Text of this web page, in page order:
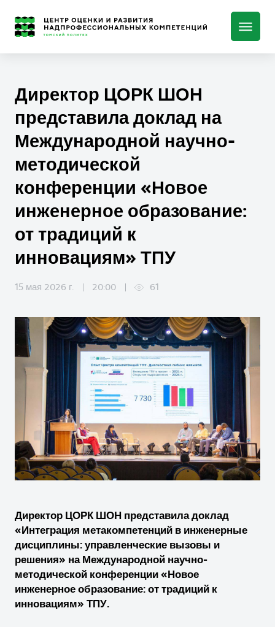
Директор ЦОРК ШОН
представила доклад на
Международной научно-
методической
конференции «Новое
инженерное образование:
от традиций к
инновациям» ТПУ
15 мая 2026 г. 20:00 61
Директор ЦОРК ШОН представила доклад
«Интеграция метакомпетенций в инженерные
дисциплины: управленческие вызовы и
решения» на Международной научно-
методической конференции «Новое
инженерное образование: от традиций к
инновациям» ТПУ.